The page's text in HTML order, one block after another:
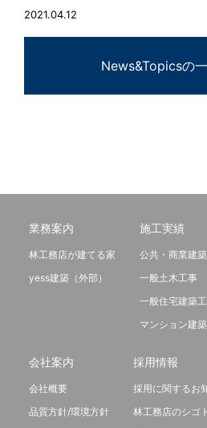
2021.04.12
News&Topicsの
業務案内
林工務店が建てる家
yess建築（外部）
施工実績
公共・商業建
一般土木工事
一般住宅建築
マンション建
会社案内
会社概要
品質方針/環境方針
採用情報
採用に関するお
林工務店のシゴト